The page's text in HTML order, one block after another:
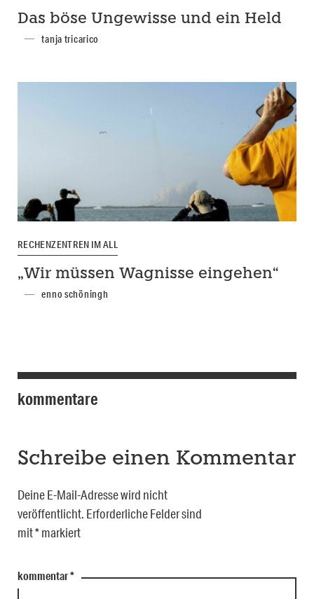
Das böse Ungewisse und ein Held
tanja tricarico
RECHENZENTREN IM ALL
„Wir müssen Wagnisse eingehen“
enno schöningh
kommentare
Schreibe einen Kommentar
Deine E-Mail-Adresse wird nicht
veröffentlicht. Erforderliche Felder sind
mit*markiert
kommentar*